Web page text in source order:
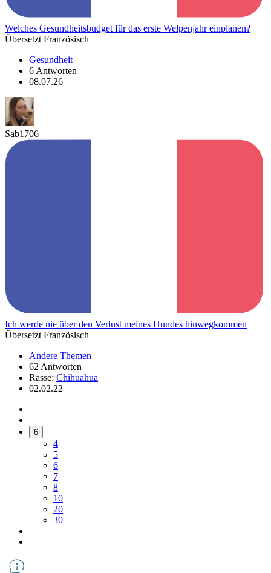
Welches Gesundheitsbudget für das erste Welpenjahr einplanen?
Übersetzt Französisch
Gesundheit
6 Antworten
08.07.26
Sab1706
Ich werde nie über den Verlust meines Hundes hinwegkommen
Übersetzt Französisch
Andere Themen
62 Antworten
Rasse: Chihuahua
02.02.22
6
4
5
6
7
8
10
20
30